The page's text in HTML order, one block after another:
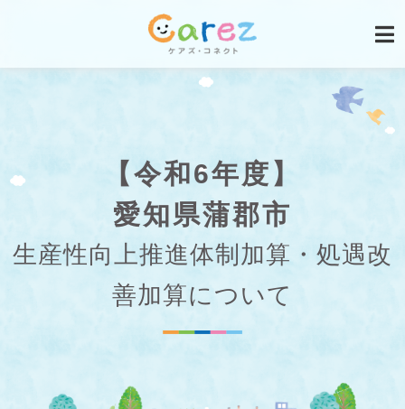
【令和6年度】
愛知県蒲郡市
生産性向上推進体制加算・処遇改
善加算について